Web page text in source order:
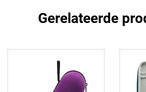
Gerelateerde